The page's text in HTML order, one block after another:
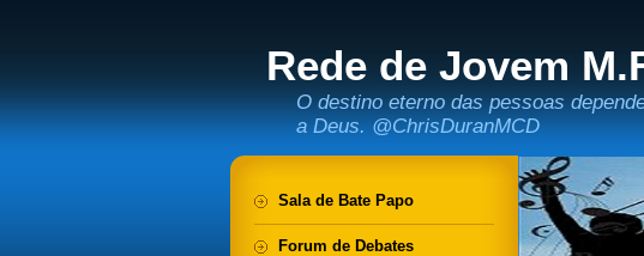
Rede de Jovem
O destino eterno das pessoas
a Deus. @ChrisDuranMCD
Sala de Bate Papo
Forum de Debates